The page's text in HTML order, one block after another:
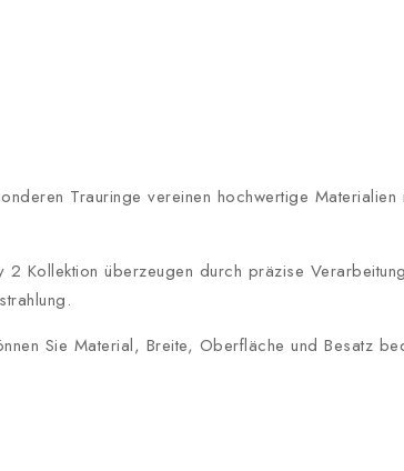
Trauringe vereinen hochwertige Materialien
Kollektion überzeugen durch präzise
Sie Material, Breite, Oberfläche und Besatz